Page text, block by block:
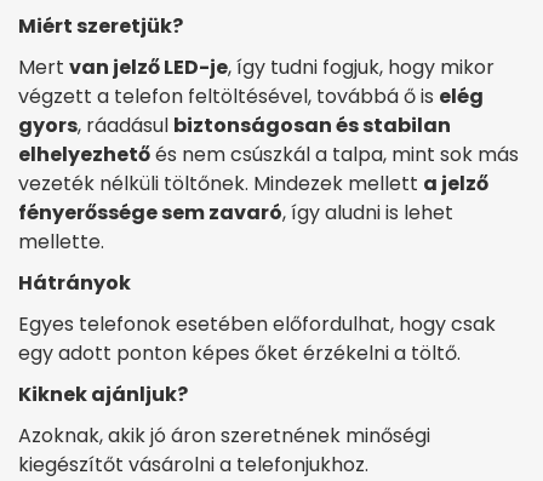
Miért szeretjük?
Mert van jelző LED-je, így tudni fogjuk, hogy mikor
végzett a telefon feltöltésével, továbbá ő is elég
gyors, ráadásul biztonságosan és stabilan
elhelyezhetőés nem csúszkál a talpa, mint sok más
vezeték nélküli töltőnek. Mindezek mellett a jelző
fényerőssége sem zavaró, így aludni is lehet
mellette.
Hátrányok
Egyes telefonok esetében előfordulhat, hogy csak
egy adott ponton képes őket érzékelni a töltő.
Kiknek ajánljuk?
Azoknak, akik jó áron szeretnének minőségi
kiegészítőt vásárolni a telefonjukhoz.